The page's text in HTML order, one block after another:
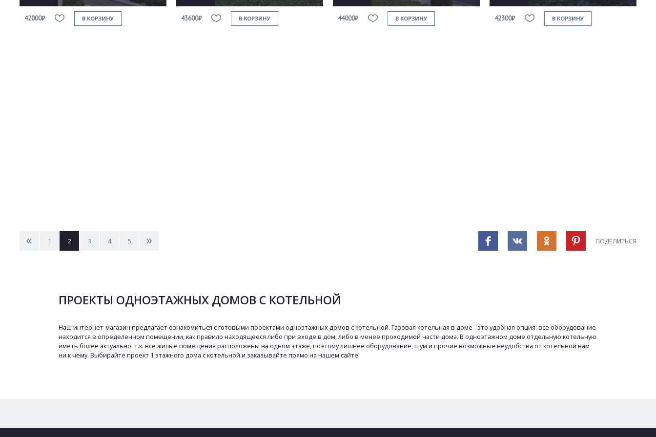
42000₽ В КОРЗИНУ 43600₽ В КОРЗИНУ 44000₽ В КОРЗИНУ 42300₽ В КОРЗИНУ
< 1 2 3 4 5 > ПОДЕЛИТЬСЯ
ПРОЕКТЫ ОДНОЭТАЖНЫХ ДОМОВ С КОТЕЛЬНОЙ
Наш интернет-магазин предлагает ознакомиться с готовыми проектами одноэтажных домов с котельной. Газовая котельная в доме - это удобная опция: все оборудование
находится в определенном помещении, как правило находящееся либо при входе в дом, либо в менее проходимой части дома. В одноэтажном доме отдельную котельную
иметь более актуально, т.к. все жилые помещения расположены на одном этаже, поэтому лишнее оборудование, шум и прочие возможные неудобства от котельной вам
ни к чему. Выбирайте проект 1 этажного дома с котельной и заказывайте прямо на нашем сайте!